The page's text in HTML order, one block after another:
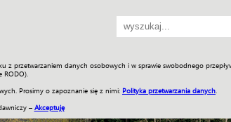
z przetwarzaniem danych osobowych i w sprawie swobodnego
RODO).
Prosimy o zapoznanie się z nimi: Polityka przetwarzania danych
– Akceptuję
SKLEP Jednodniówki Praca w WIW